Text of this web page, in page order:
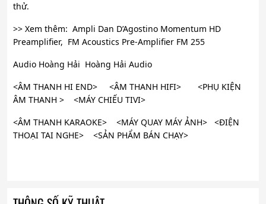
thử.
>> Xem thêm: Ampli Dan D’Agostino Momentum HD
Preamplifier, FM Acoustics Pre-Amplifier FM 255
Audio Hoàng Hải Hoàng Hải Audio
<ÂM THANH HI END> <ÂM THANH HIFI> <PHỤ KIỆN
ÂM THANH > <MÁY CHIẾU TIVI>
<ÂM THANH KARAOKE> <MÁY QUAY MÁY ẢNH> <ĐIỆN
THOẠI TAI NGHE> <SẢN PHẨM BÁN CHẠY>